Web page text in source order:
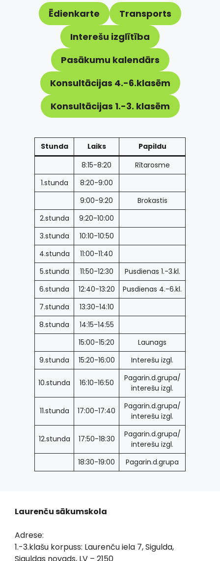
Ēdienkarte
Transports
Interešu izglītība
Pasākumu kalendārs
Konsultācijas 4.-6.klasēm
Konsultācijas 1.-3. klasēm
Stunda Laiks
Papildu
8:15-8:20
Rītarosme
1.stunda
8:20-9:00
9:00-9:20
Brokastis
2.stunda
9:20-10:00
3.stunda
10:10-10:50
4.stunda
11:00-11:40
5.stunda
11:50-12:30
Pusdienas 1.-3.kl.
6.stunda
12:40-13:20
Pusdienas 4.-6.kl.
7.stunda
13:30-14:10
8.stunda
14:15-14:55
15:00-15:20
Launags
9.stunda
15:20-16:00 Interešu izgl.
10.stunda 16:10-16:50
Pagarin.d.grupa/
interešu izgl.
11.stunda 17:00-17:40
Pagarin.d.grupa/
interešu izgl.
12.stunda 17:50-18:30
Pagarin.d.grupa/
interešu izgl.
18:30-19:00
Pagarin.d.grupa
Laurenču sākumskola
Adrese:
1.-3.klašu korpuss: Laurenču iela 7, Sigulda,
Siguldas novads, LV – 2150